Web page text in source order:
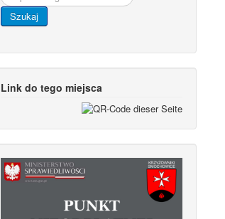
Szukaj
Link do tego miejsca